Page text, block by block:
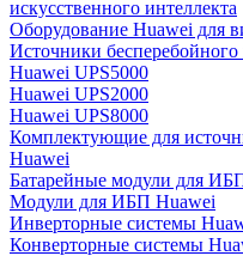
искусственного интеллекта
Оборудование Huawei для
Источники
Huawei UPS5000
Huawei UPS2000
Huawei UPS8000
Комплектующие для
Huawei
Батарейные модули для
Модули для ИБП Huawei
Инверторные системы
Конверторные системы